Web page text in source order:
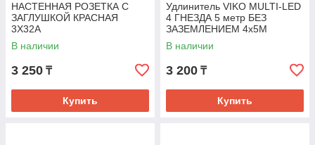
НАСТЕННАЯ РОЗЕТКА С
ЗАГЛУШКОЙ КРАСНАЯ
3Х32А
В наличии
3 250 ₸
Купить
Удлинитель VIKO MULTI-LED
4 ГНЕЗДА 5 метр БЕЗ
ЗАЗЕМЛЕНИЕМ 4х5M
В наличии
3 200 ₸
Купить